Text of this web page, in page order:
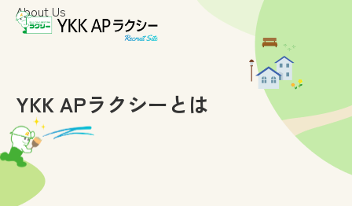
About Us
YKK APラクシーとは